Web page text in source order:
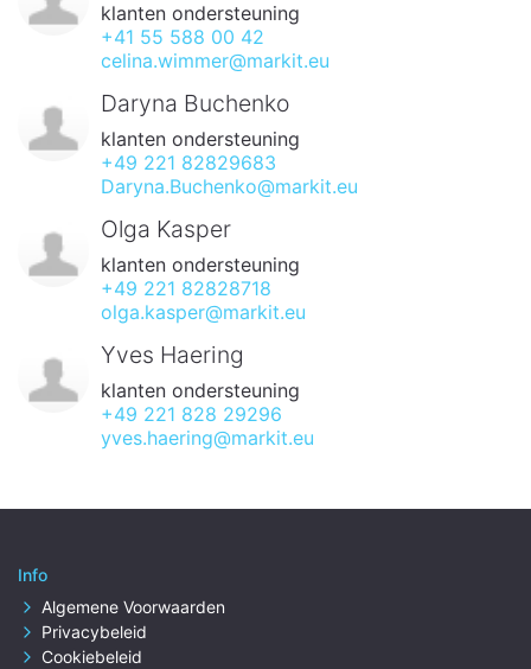
klanten ondersteuning
+41 55 588 00 42
celina.wimmer@markit.eu
Daryna Buchenko
klanten ondersteuning
+49 221 82829683
Daryna.Buchenko@markit.eu
Olga Kasper
klanten ondersteuning
+49 221 82828718
olga.kasper@markit.eu
Yves Haering
klanten ondersteuning
+49 221 828 29296
yves.haering@markit.eu
Info
Algemene Voorwaarden
Privacybeleid
Cookiebeleid